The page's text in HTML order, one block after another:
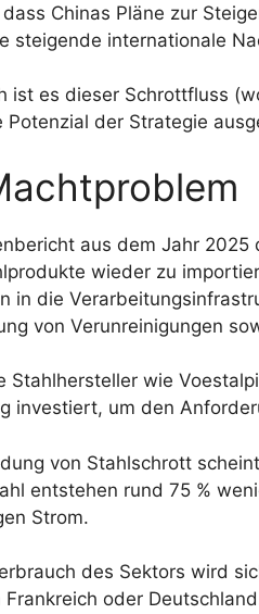
Chinas Pläne zur
steigende internationale
ist es dieser Schrottfluss
Potenzial der Strategie
aus dem Jahr
wieder zu
in die
von Verunreinigungen
Stahlhersteller wie
investiert, um den
von Stahlschrott
entstehen rund 75 %
Strom.
des Sektors wird
Frankreich oder